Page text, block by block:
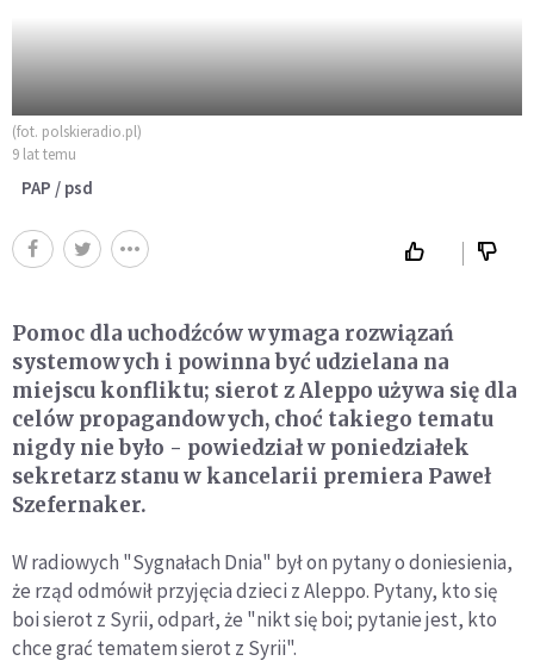
(fot. polskieradio.pl)
9 lat temu
PAP / psd
Pomoc dla uchodźców wymaga rozwiązań
systemowych i powinna być udzielana na
miejscu konfliktu; sierot z Aleppo używa się dla
celów propagandowych, choć takiego tematu
nigdy nie było - powiedział w poniedziałek
sekretarz stanu w kancelarii premiera Paweł
Szefernaker.
W radiowych "Sygnałach Dnia" był on pytany o doniesienia,
że rząd odmówił przyjęcia dzieci z Aleppo. Pytany, kto się
boi sierot z Syrii, odparł, że "nikt się boi; pytanie jest, kto
chce grać tematem sierot z Syrii".